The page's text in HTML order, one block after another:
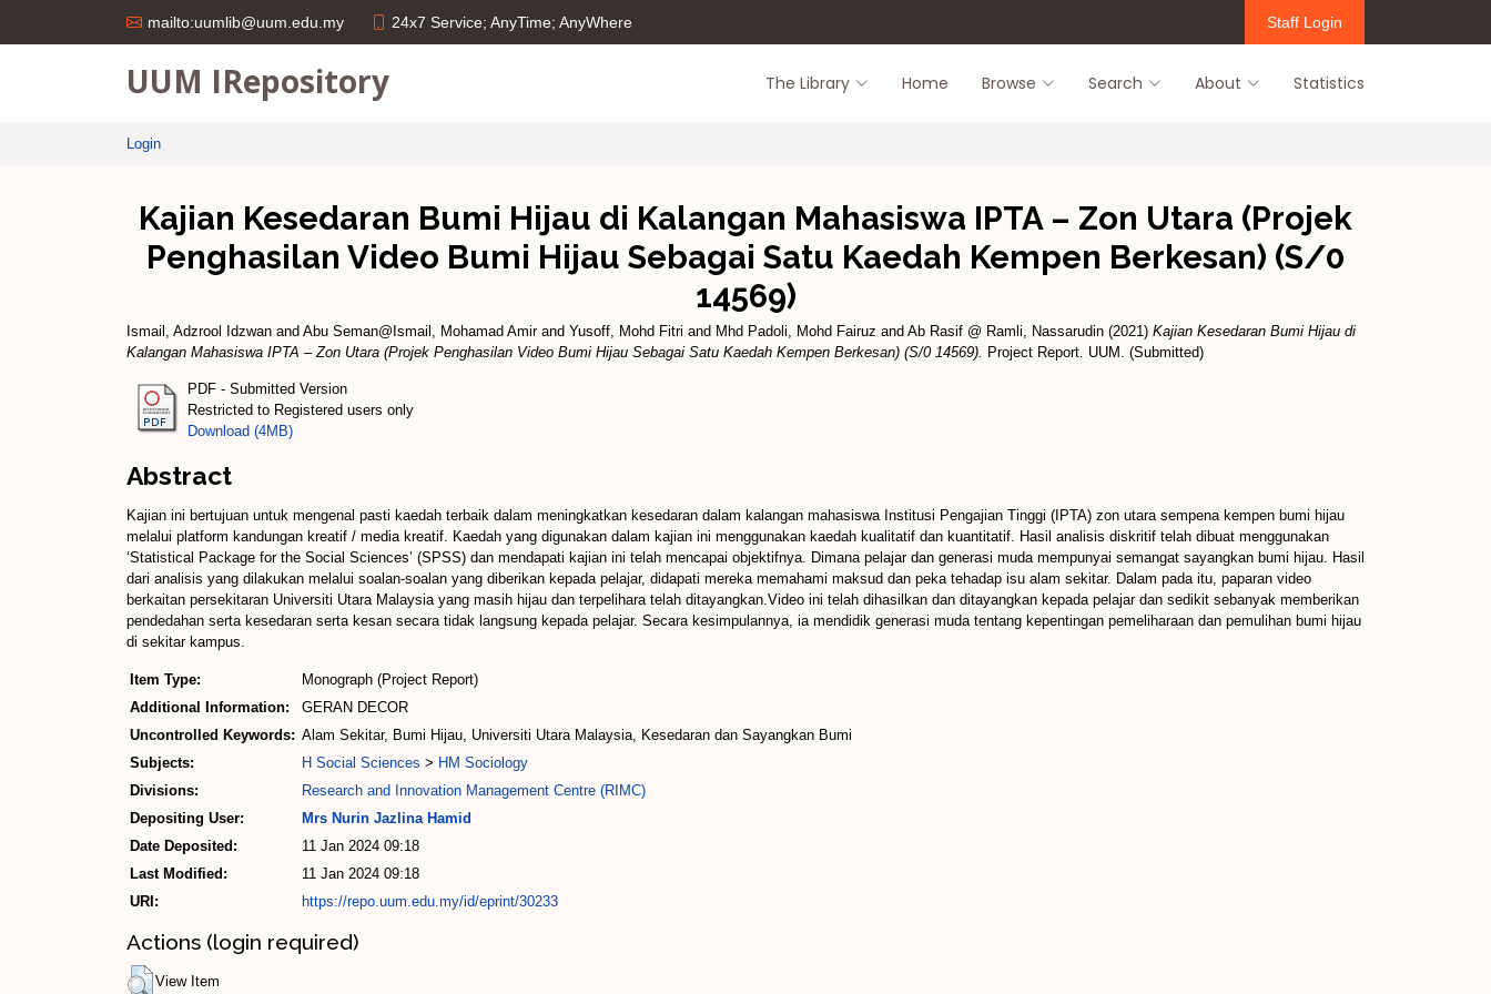
mailto:uumlib@uum.edu.my 24x7 Service; AnyTime; AnyWhere Staff Login
UUM IRepository The Library Home Browse Search About Statistics
Login
Kajian Kesedaran Bumi Hijau di Kalangan Mahasiswa IPTA – Zon Utara (Projek
Penghasilan Video Bumi Hijau Sebagai Satu Kaedah Kempen Berkesan) (S/0
14569)
Ismail, Adzrool Idzwan and Abu Seman@Ismail, Mohamad Amirand Yusoff, Mohd Fitri and Mhd Padoli, Mohd Fairuz and Ab Rasif @ Ramli, Nassarudin (2021) Kajian Kesedaran Bumi Hijau di
Kalangan Mahasiswa IPTA – Zon Utara (Projek Penghasilan Video Bumi Hijau Sebagai Satu Kaedah Kempen Berkesan) (S/0 14569). Project Report. UUM. (Submitted)
PDF - Submitted Version
Restricted to Registered users only
Download (4MB)
Abstract
Kajian ini bertujuan untuk mengenal pasti kaedah terbaik dalam meningkatkan kesedaran dalam kalangan mahasiswa Institusi Pengajian Tinggi (IPTA) zon utara sempena kempen bumi hijau
melalui platform kandungan kreatif / media kreatif. Kaedah yang digunakan dalam kajian ini menggunakan kaedah kualitatif dan kuantitatif. Hasil analisis diskritif telah dibuat menggunakan
‘Statistical Package for the Social Sciences’ (SPSS) dan mendapati kajian ini telah mencapai objektifnya. Dimana pelajar dan generasi muda mempunyai semangat sayangkan bumi hijau. Hasil
dari analisis yang dilakukan melalui soalan-soalan yang diberikan kepada pelajar, didapati mereka memahami maksud dan peka tehadap isu alam sekitar. Dalam pada itu, paparan video
berkaitan persekitaran Universiti Utara Malaysia yang masih hijau dan terpelihara telah ditayangkan.Video ini telah dihasilkan dan ditayangkan kepada pelajar dan sedikit sebanyak memberikan
pendedahan serta kesedaran serta kesan secara tidak langsung kepada pelajar. Secara kesimpulannya, ia mendidik generasi muda tentang kepentingan pemeliharaan dan pemulihan bumi hijau
di sekitar kampus.
Item Type:
Monograph (Project Report)
Additional Information:
GERAN DECOR
Uncontrolled Keywords: Alam Sekitar, Bumi Hijau, Universiti Utara Malaysia, Kesedaran dan Sayangkan Bumi
Subjects:
H Social Sciences > HM Sociology
Divisions:
Research and Innovation Management Centre (RIMC)
Depositing User:
Mrs Nurin Jazlina Hamid
Date Deposited:
11 Jan 2024 09:18
Last Modified:
11 Jan 2024 09:18
URI:
https://repo.uum.edu.my/id/eprint/30233
Actions (login required)
View Item